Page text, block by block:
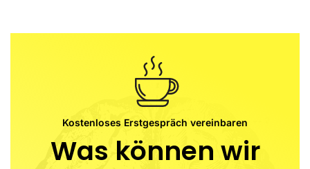
Kostenloses Erstgespräch vereinbaren
Was können wir